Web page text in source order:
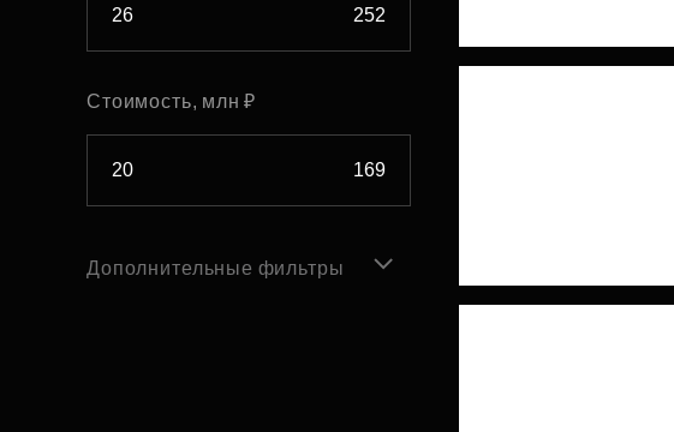
Стоимость, млн ₽
Дополнительные фильтры